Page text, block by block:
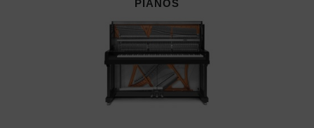
PIANOS